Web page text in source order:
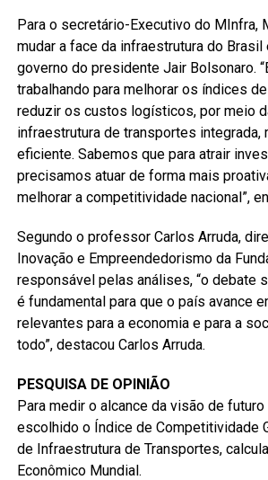
Para o secretário-Executivo do MInfra,
mudar a face da infraestrutura do
governo do presidente Jair Bolsonaro.
trabalhando para melhorar os índices
reduzir os custos logísticos, por meio
infraestrutura de transportes integrada,
eficiente. Sabemos que para atrair
precisamos atuar de forma mais
melhorar a competitividade nacional”,
Segundo o professor Carlos Arruda,
Inovação e Empreendedorismo da
responsável pelas análises, “o debate
é fundamental para que o país avance
relevantes para a economia e para a
todo”, destacou Carlos Arruda.
PESQUISA DE OPINIÃO
Para medir o alcance da visão de
escolhido o Índice de Competitividade
de Infraestrutura de Transportes,
Econômico Mundial.